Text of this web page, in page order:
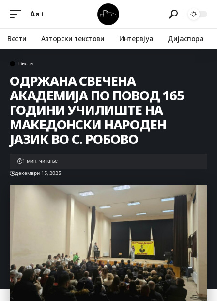
Aa
Вести Авторски текстови Интервјуа Дијаспора
Вести
ОДРЖАНА СВЕЧЕНА
АКАДЕМИЈА ПО ПОВОД 165
ГОДИНИ УЧИЛИШТЕ НА
МАКЕДОНСКИ НАРОДЕН
ЈАЗИК ВО С. РОБОВО
декември 15, 2025
1 мин. читање